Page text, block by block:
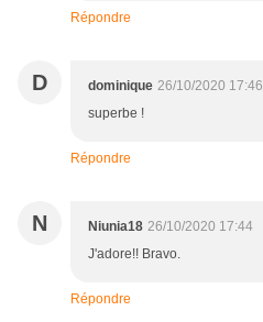
Répondre
D dominique 26/10/2020 17:46
superbe !
Répondre
N Niunia18 26/10/2020 17:44
J'adore!! Bravo.
Répondre